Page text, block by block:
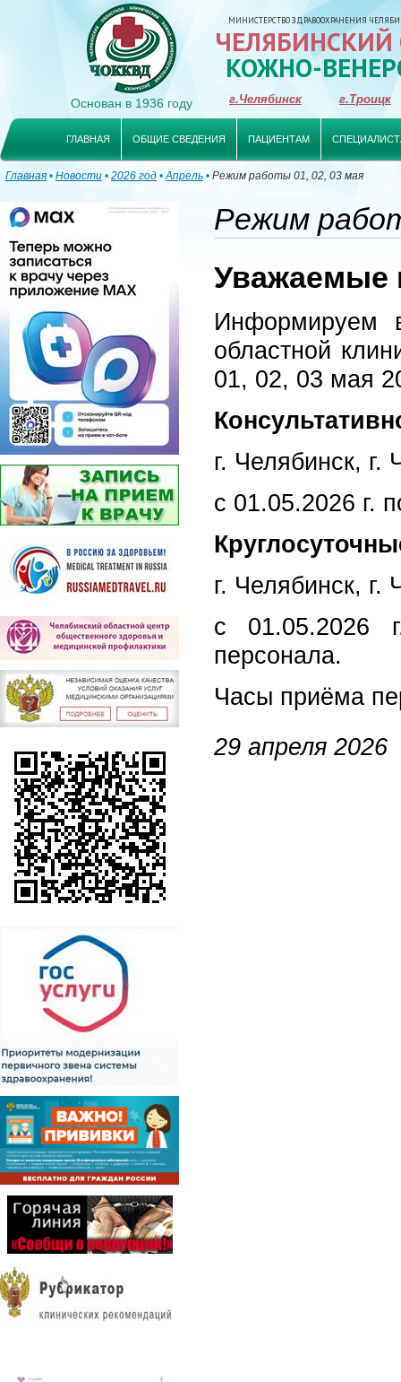
Основан в 1936 году
МИНИСТЕРСТВО ЗДРАВООХРАНЕНИЯ
КОЖНО-
г.Челябинск г.Троицк
ГЛАВНАЯ ОБЩИЕ СВЕДЕНИЯ ПАЦИЕНТАМ
Главная• Новости • 2026 год •Апрель • Режим работы 01, 02, 03 мая
Режим
Уважаемые
Информируем
областной
01, 02, 03 мая
г. Челябинск, г.
с 01.05.2026 г.
г. Челябинск, г.
с 01.05.2026
персонала.
Часы приёма
29 апреля 2026